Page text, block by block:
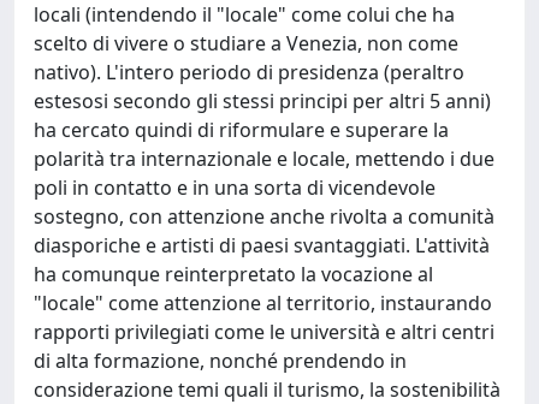
locali (intendendo il "locale" come colui che ha
scelto di vivere o studiare a Venezia, non come
nativo). L'intero periodo di presidenza (peraltro
estesosi secondo gli stessi principi per altri 5 anni)
ha cercato quindi di riformulare e superare la
polarità tra internazionale e locale, mettendo i due
poli in contatto e in una sorta di vicendevole
sostegno, con attenzione anche rivolta a comunità
diasporiche e artisti di paesi svantaggiati. L'attività
ha comunque reinterpretato la vocazione al
"locale" come attenzione al territorio, instaurando
rapporti privilegiati come le università e altri centri
di alta formazione, nonché prendendo in
considerazione temi quali il turismo, la sostenibilità